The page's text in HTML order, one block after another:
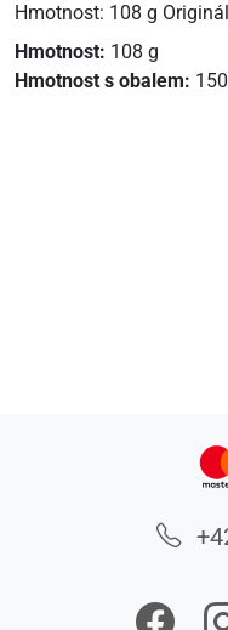
Hmotnost: 108 g
Hmotnost: 108 g
Hmotnost s obalem: